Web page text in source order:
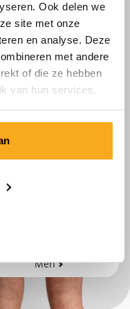
Ook delen we
site met onze
en analyse. Deze
met andere
of die ze hebben
van hun services.
Men